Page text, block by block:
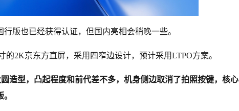
行版也已经获得认证，但国内亮相会稍晚一些。
的2K京东方直屏，采用四窄边设计，预计采用LTPO方案。
造型，凸起程度和前代差不多，机身侧边取消了拍照按键，核心